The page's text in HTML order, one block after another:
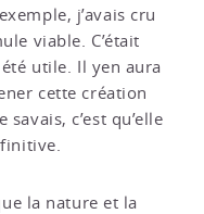
j’avais cru
viable. C’était
utile. Il yen aura
cette création
c’est qu’elle
la nature et la